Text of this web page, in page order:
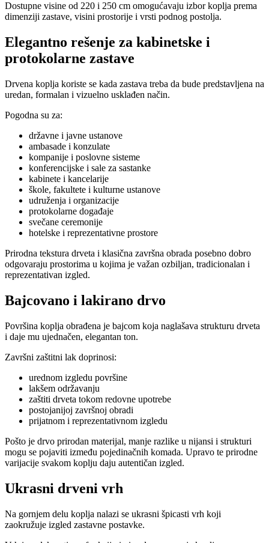
Dostupne visine od 220 i 250 cm omogućavaju izbor koplja prema
dimenziji zastave, visini prostorije i vrsti podnog postolja.
Elegantno rešenje za kabinetske i
protokolarne zastave
Drvena koplja koriste se kada zastava treba da bude predstavljena na
uredan, formalan i vizuelno usklađen način.
Pogodna su za:
državne i javne ustanove
ambasade i konzulate
kompanije i poslovne sisteme
konferencijske i sale za sastanke
kabinete i kancelarije
škole, fakultete i kulturne ustanove
udruženja i organizacije
protokolarne događaje
svečane ceremonije
hotelske i reprezentativne prostore
Prirodna tekstura drveta i klasična završna obrada posebno dobro
odgovaraju prostorima u kojima je važan ozbiljan, tradicionalan i
reprezentativan izgled.
Bajcovano i lakirano drvo
Površina koplja obrađena je bajcom koja naglašava strukturu drveta
i daje mu ujednačen, elegantan ton.
Završni zaštitni lak doprinosi:
urednom izgledu površine
lakšem održavanju
zaštiti drveta tokom redovne upotrebe
postojanijoj završnoj obradi
prijatnom i reprezentativnom izgledu
Pošto je drvo prirodan materijal, manje razlike u nijansi i strukturi
mogu se pojaviti između pojedinačnih komada. Upravo te prirodne
varijacije svakom koplju daju autentičan izgled.
Ukrasni drveni vrh
Na gornjem delu koplja nalazi se ukrasni špicasti vrh koji
zaokružuje izgled zastavne postavke.